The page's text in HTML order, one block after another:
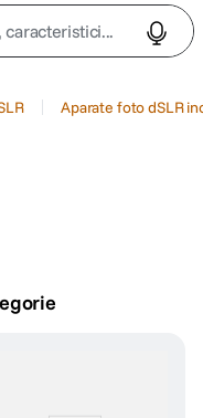
Aparate foto dSLR